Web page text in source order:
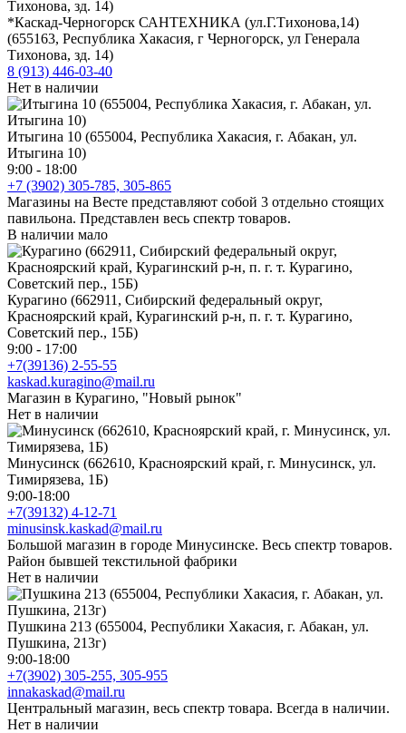
*Каскад-Черногорск САНТЕХНИКА (ул.Г.Тихонова,14)
(655163, Республика Хакасия, г Черногорск, ул Генерала
Тихонова, зд. 14)
8 (913) 446-03-40
Нет в наличии
Итыгина 10 (655004, Республика Хакасия, г. Абакан, ул.
Итыгина 10)
9:00 - 18:00
+7 (3902) 305-785, 305-865
Магазины на Весте представляют собой 3 отдельно стоящих
павильона. Представлен весь спектр товаров.
В наличии мало
Курагино (662911, Сибирский федеральный округ,
Красноярский край, Курагинский р-н, п. г. т. Курагино,
Советский пер., 15Б)
9:00 - 17:00
+7(39136) 2-55-55
kaskad.kuragino@mail.ru
Магазин в Курагино, "Новый рынок"
Нет в наличии
Минусинск (662610, Красноярский край, г. Минусинск, ул.
Тимирязева, 1Б)
9:00-18:00
+7(39132) 4-12-71
minusinsk.kaskad@mail.ru
Большой магазин в городе Минусинске. Весь спектр товаров.
Район бывшей текстильной фабрики
Нет в наличии
Пушкина 213 (655004, Республики Хакасия, г. Абакан, ул.
Пушкина, 213г)
9:00-18:00
+7(3902) 305-255, 305-955
innakaskad@mail.ru
Центральный магазин, весь спектр товара. Всегда в наличии.
Нет в наличии